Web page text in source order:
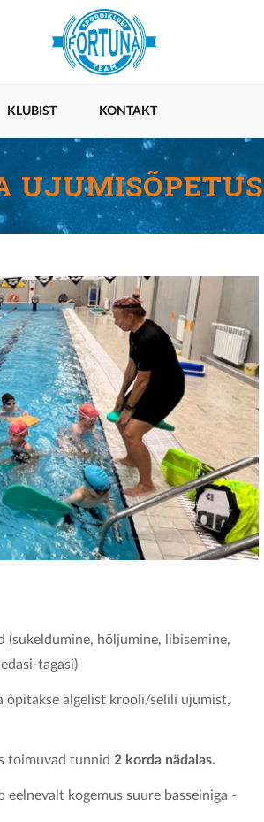
KLUBIST KONTAKT
UJUMISÕPETUS
(sukeldumine, hõljumine, libisemine,
tagasi)
õpitakse algelist krooli/selili ujumist,
toimuvad tunnid 2 korda nädalas.
kogemus suure basseiniga -